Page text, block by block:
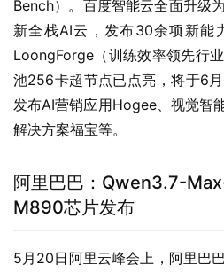
Bench）。百度智能云全面升级
新全栈AI云，发布30余项新能
LoongForge（训练效率领先行
池256卡超节点已点亮，将于6
发布AI营销应用Hogee、视觉智
解决方案福宝等。
阿里巴巴：Qwen3.7-
M890芯片发布
5月20日阿里云峰会上，阿里巴